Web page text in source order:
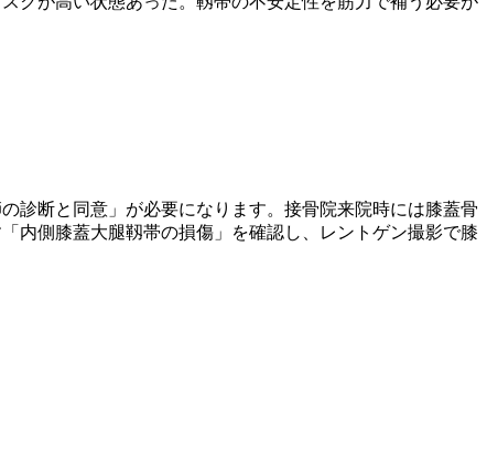
診断と同意」が必要になります。接骨院来院時には膝蓋骨
内側膝蓋大腿靱帯の損傷」を確認し、レントゲン撮影で膝